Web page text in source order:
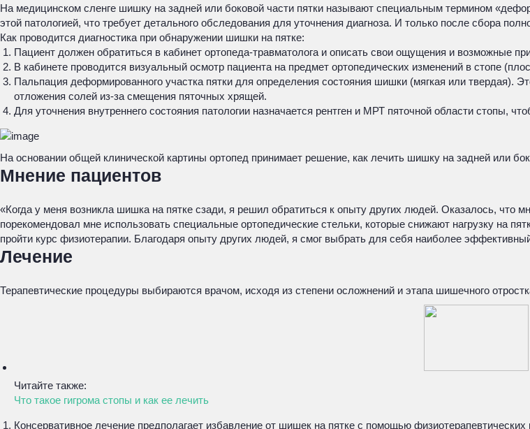
На медицинском сленге шишку на задней или боковой части пятки называют специальным термином
этой патологией, что требует детального обследования для уточнения диагноза. И только после сбора
Как проводится диагностика при обнаружении шишки на пятке:
Пациент должен обратиться в кабинет ортопеда-травматолога и описать свои ощущения и возможные
В кабинете проводится визуальный осмотр пациента на предмет ортопедических изменений в стопе
Пальпация деформированного участка пятки для определения состояния шишки (мягкая или твердая).
отложения солей из-за смещения пяточных хрящей.
Для уточнения внутреннего состояния патологии назначается рентген и МРТ пяточной области стопы,
На основании общей клинической картины ортопед принимает решение, как лечить шишку на задней или
Мнение пациентов
«Когда у меня возникла шишка на пятке сзади, я решил обратиться к опыту других людей. Оказалось, что
порекомендовал мне использовать специальные ортопедические стельки, которые снижают нагрузку на
пройти курс физиотерапии. Благодаря опыту других людей, я смог выбрать для себя наиболее
Лечение
Терапевтические процедуры выбираются врачом, исходя из степени осложнений и этапа шишечного
Читайте также:
Что такое гигрома стопы и как ее лечить
Консервативное лечение предполагает избавление от шишек на пятке с помощью